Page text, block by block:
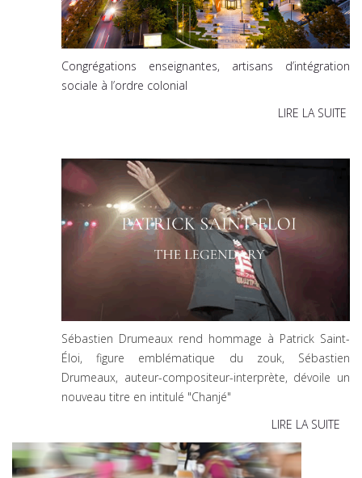
Congrégations enseignantes, artisans d’intégration
sociale à l’ordre colonial
LIRE LA SUITE
Sébastien Drumeaux rend hommage à Patrick Saint-
Éloi, figure emblématique du zouk, Sébastien
Drumeaux, auteur-compositeur-interprète, dévoile un
nouveau titre en intitulé "Chanjé"
LIRE LA SUITE